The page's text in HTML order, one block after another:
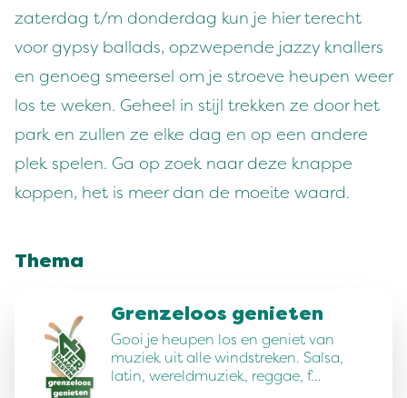
zaterdag t/m donderdag kun je hier terecht
voor gypsy ballads, opzwepende jazzy knallers
en genoeg smeersel om je stroeve heupen weer
los te weken. Geheel in stijl trekken ze door het
park en zullen ze elke dag en op een andere
plek spelen. Ga op zoek naar deze knappe
koppen, het is meer dan de moeite waard.
Thema
Grenzeloos genieten
Gooi je heupen los en geniet van
muziek uit alle windstreken. Salsa,
latin, wereldmuziek, reggae, f…